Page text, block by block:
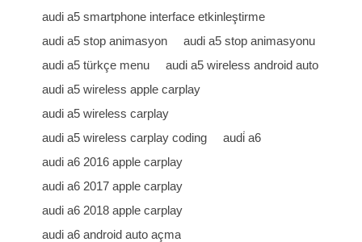
audi a5 smartphone interface etkinleştirme
audi a5 stop animasyon
audi a5 stop animasyonu
audi a5 türkçe menu
audi a5 wireless android auto
audi a5 wireless apple carplay
audi a5 wireless carplay
audi a5 wireless carplay coding
audi̇ a6
audi a6 2016 apple carplay
audi a6 2017 apple carplay
audi a6 2018 apple carplay
audi a6 android auto açma